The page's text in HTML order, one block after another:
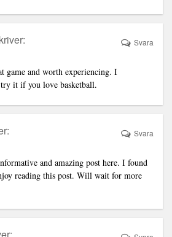
game and worth experiencing. I
it if you love basketball.
Svara
and amazing post here. I found
reading this post. Will wait for more
Svara